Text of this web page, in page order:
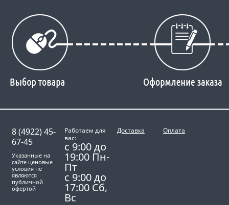
8 (4922) 45-
67-45
Указанные на
сайте ценовые
условия не
являются
публичной
офертой
Работаем для
вас:
с 9:00 до
19:00 Пн-
Пт
с 9:00 до
17:00 Сб,
Вс
Доставка Оплата